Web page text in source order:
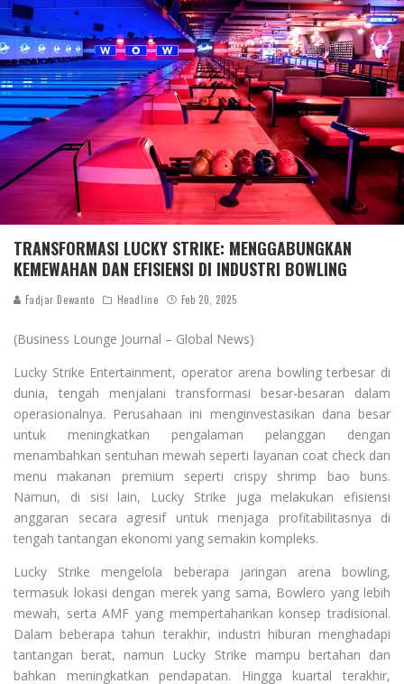
TRANSFORMASI LUCKY STRIKE: MENGGABUNGKAN
KEMEWAHAN DAN EFISIENSI DI INDUSTRI BOWLING
Fadjar Dewanto Headline Feb 20, 2025
(Business Lounge Journal – Global News)
Lucky Strike Entertainment, operator arena bowling terbesar di
dunia, tengah menjalani transformasi besar-besaran dalam
operasionalnya. Perusahaan ini menginvestasikan dana besar
untuk meningkatkan pengalaman pelanggan dengan
menambahkan sentuhan mewah seperti layanan coat check dan
menu makanan premium seperti crispy shrimp bao buns.
Namun, di sisi lain, Lucky Strike juga melakukan efisiensi
anggaran secara agresif untuk menjaga profitabilitasnya di
tengah tantangan ekonomi yang semakin kompleks.
Lucky Strike mengelola beberapa jaringan arena bowling,
termasuk lokasi dengan merek yang sama, Bowlero yang lebih
mewah, serta AMF yang mempertahankan konsep tradisional.
Dalam beberapa tahun terakhir, industri hiburan menghadapi
tantangan berat, namun Lucky Strike mampu bertahan dan
bahkan meningkatkan pendapatan. Hingga kuartal terakhir,